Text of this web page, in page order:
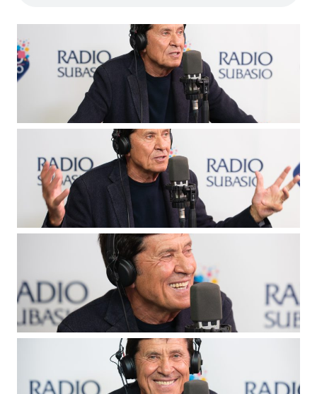
Subasio Per Un’Ora D’Amore
Video
Speciali
Oroscopo
Radio Subasio Music Club
Sanremo 2026
News
Cultura
Attualità
Extra